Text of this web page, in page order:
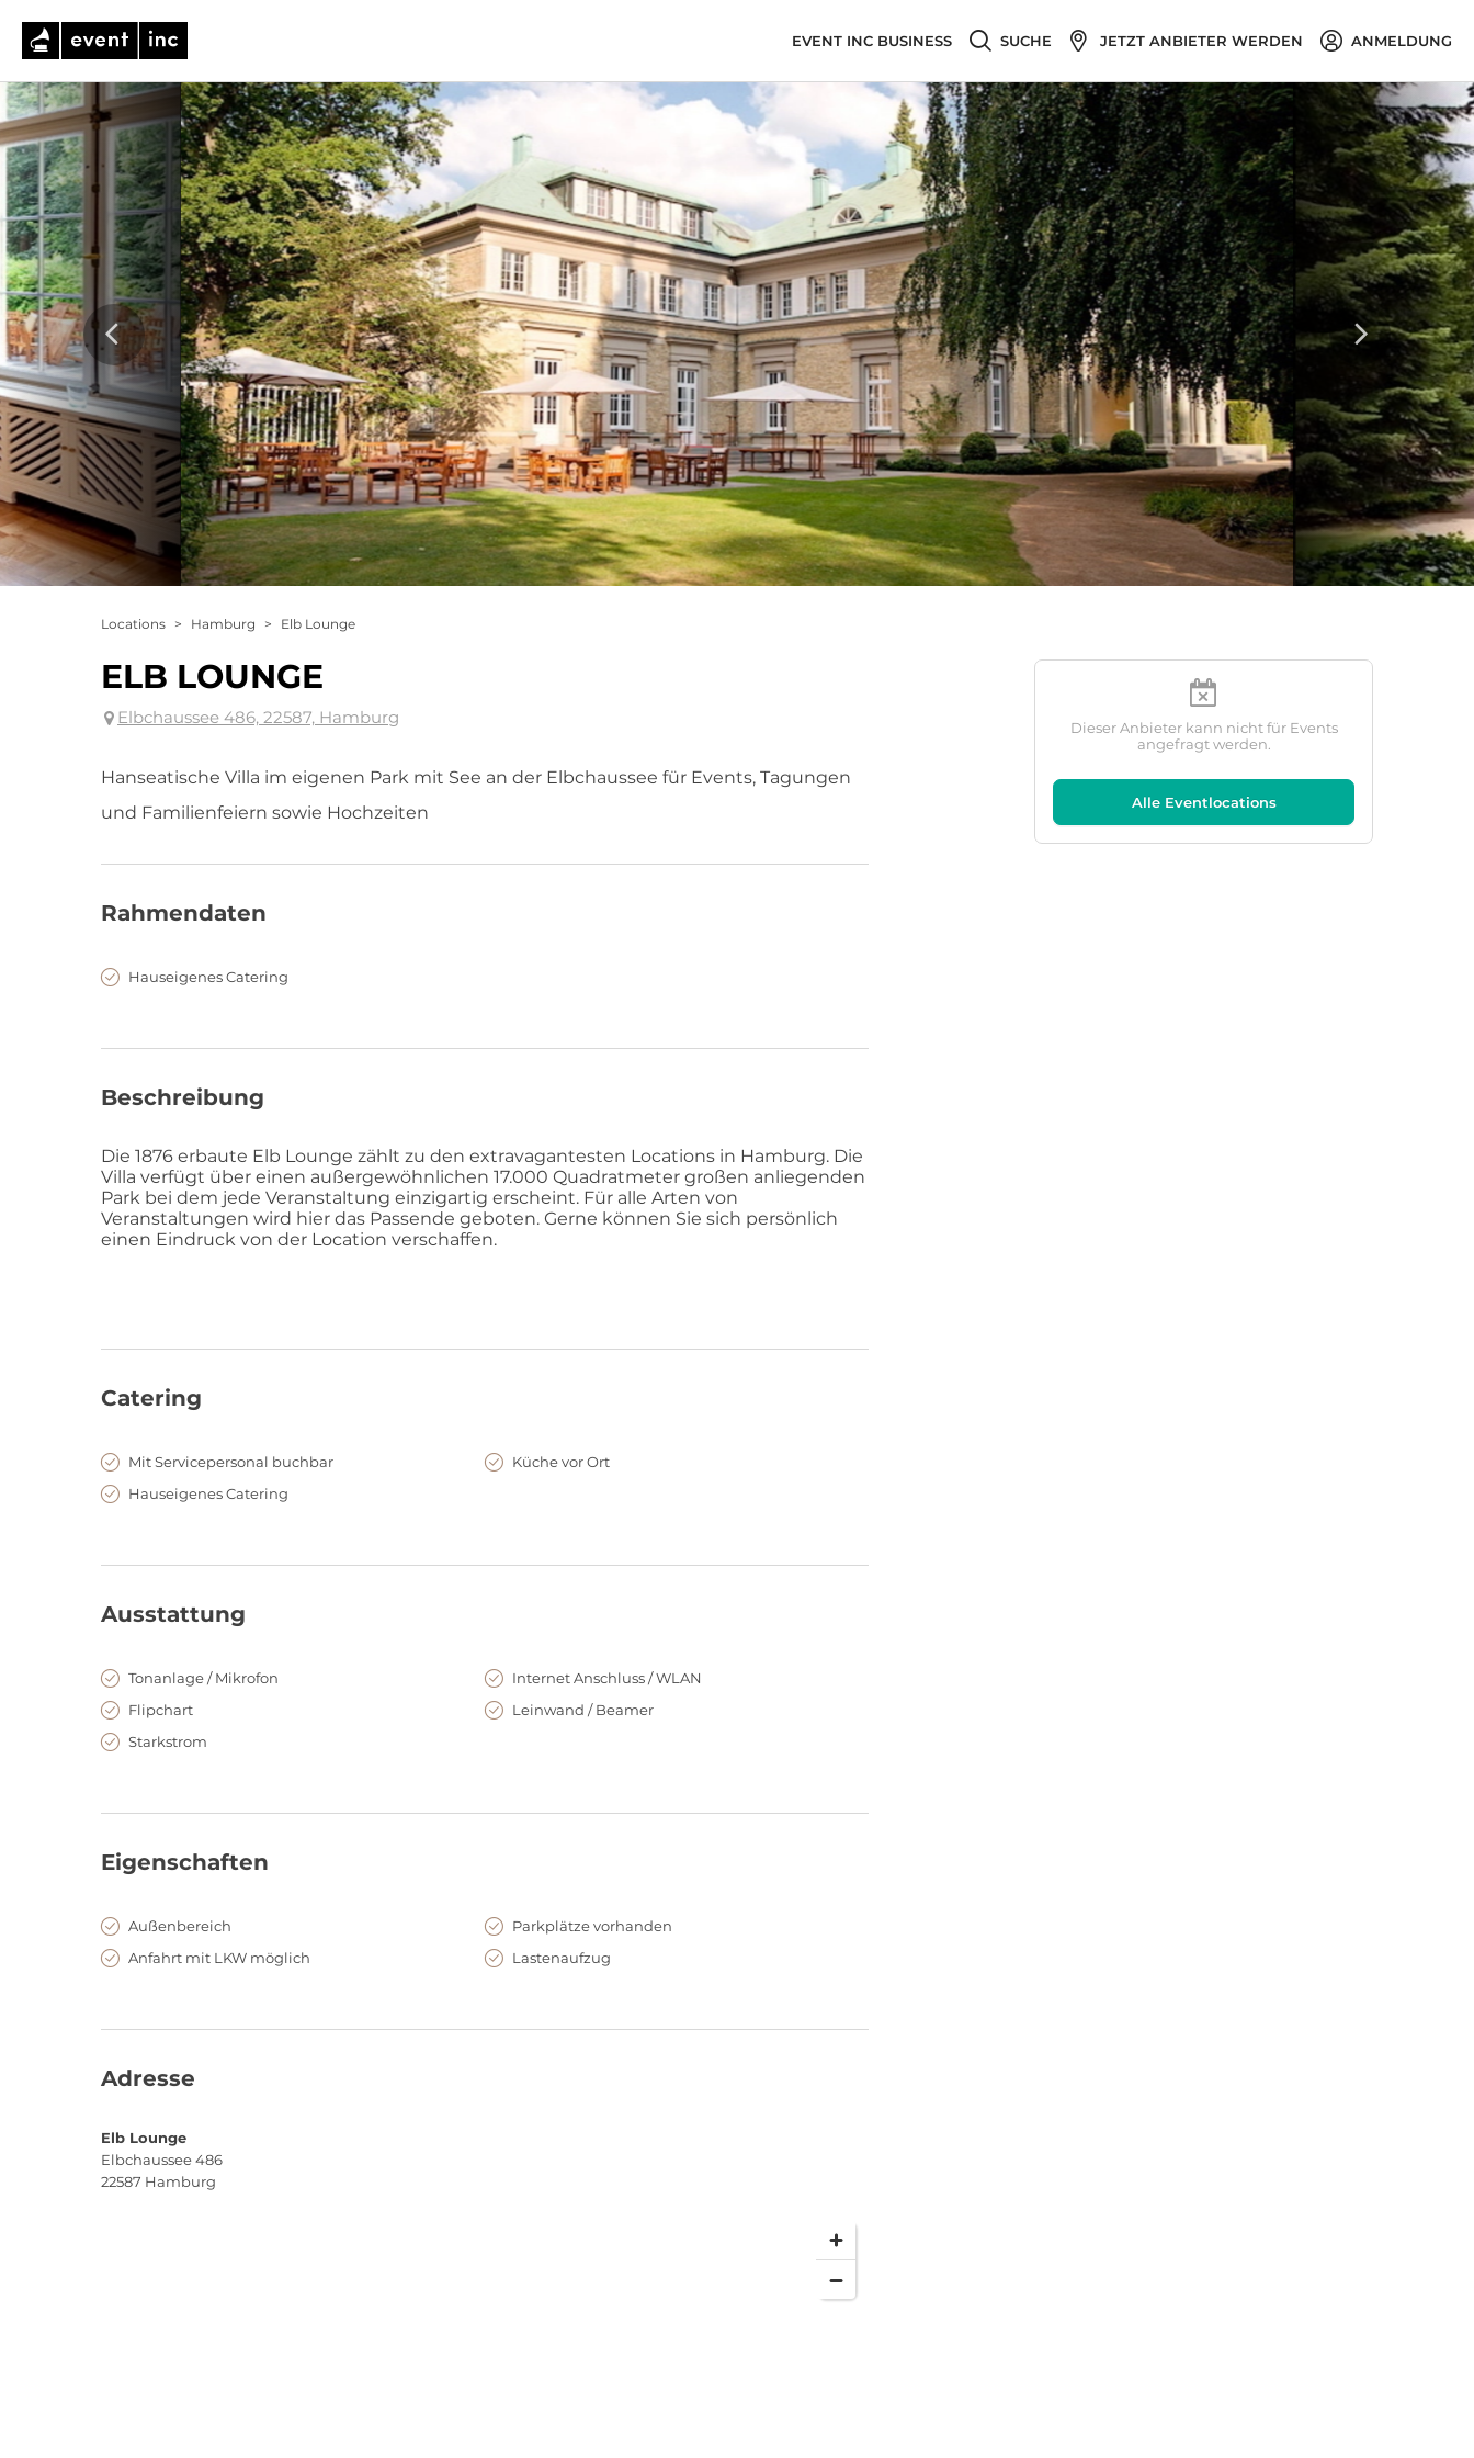
EVENT INC BUSINESS SUCHE JETZT ANBIETER WERDEN ANMELDUNG
Locations > Hamburg > Elb Lounge
ELB LOUNGE
Elbchaussee 486, 22587, Hamburg
Hanseatische Villa im eigenen Park mit See an der Elbchaussee für Events, Tagungen
und Familienfeiern sowie Hochzeiten
Rahmendaten
Hauseigenes Catering
Beschreibung
Die 1876 erbaute Elb Lounge zählt zu den extravagantesten Locations in Hamburg. Die
Villa verfügt über einen außergewöhnlichen 17.000 Quadratmeter großen anliegenden
Park bei dem jede Veranstaltung einzigartig erscheint. Für alle Arten von
Veranstaltungen wird hier das Passende geboten. Gerne können Sie sich persönlich
einen Eindruck von der Location verschaffen.
Catering
Mit Servicepersonal buchbar
Küche vor Ort
Hauseigenes Catering
Ausstattung
Tonanlage / Mikrofon
Internet Anschluss / WLAN
Flipchart
Leinwand / Beamer
Starkstrom
Eigenschaften
Außenbereich
Parkplätze vorhanden
Anfahrt mit LKW möglich
Lastenaufzug
Adresse
Elb Lounge
Elbchaussee 486
22587 Hamburg
Dieser Anbieter kann nicht für Events
angefragt werden.
Alle Eventlocations